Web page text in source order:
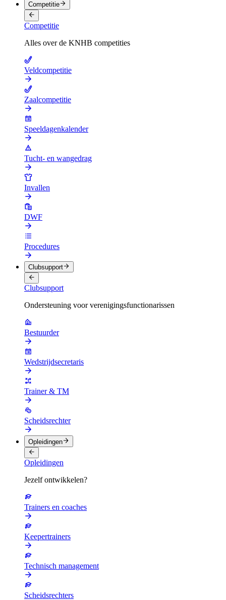
Competitie
Competitie
Alles over de KNHB competities
Veldcompetitie
Zaalcompetitie
Speeldagenkalender
Tucht- en wangedrag
Invallen
DWF
Procedures
Clubsupport
Clubsupport
Ondersteuning voor verenigingsfunctionarissen
Bestuurder
Wedstrijdsecretaris
Trainer & TM
Scheidsrechter
Opleidingen
Opleidingen
Jezelf ontwikkelen?
Trainers en coaches
Keepertrainers
Technisch management
Scheidsrechters